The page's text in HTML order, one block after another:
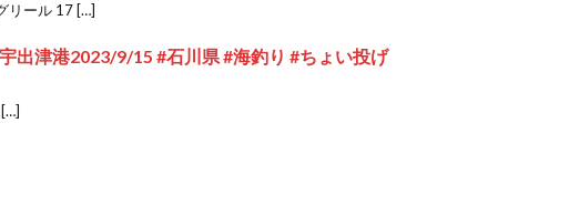
リール 17 […]
出津港2023/9/15 #石川県 #海釣り #ちょい投げ